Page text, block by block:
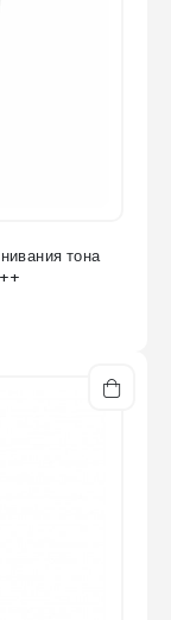
тона